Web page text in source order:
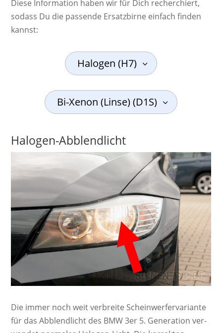
Diese Information haben wir für Dich recherchiert,
sodass Du die passende Ersatzbirne einfach finden
kannst:
Halogen (H7)
Bi-Xenon (Linse) (D1S)
Halogen-Abblendlicht
Die immer noch weit ver­breite Schein­werf­er­va­ri­ante
für das Abblendlicht des BMW 3er 5. Ge­ne­ra­ti­on ver­